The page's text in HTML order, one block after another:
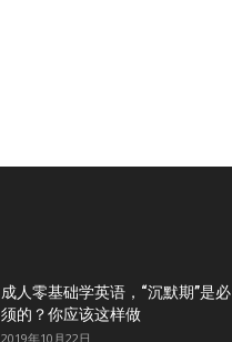
成人零基础学英语，“沉默期”是必
须的？你应该这样做
2019年10月22日